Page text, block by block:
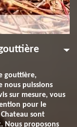
gouttière,
nous puissions
sur mesure, vous
pour le
sont
Nous proposons